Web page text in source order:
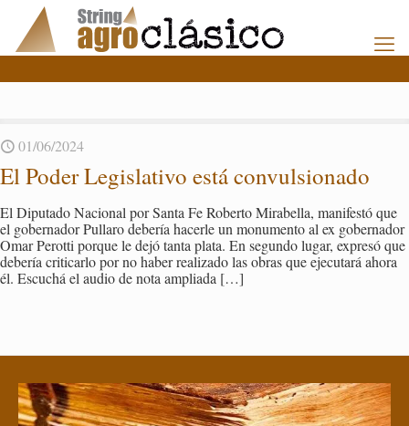
01/06/2024
El Poder Le­gis­la­ti­vo está con­vul­sio­na­do
El Dipu­tado Na­cio­nal por Santa Fe Ro­ber­to Mi­ra­be­lla, ma­ni­fes­tó que
el go­ber­na­dor Pu­lla­ro de­be­ría ha­cer­le un mo­nu­men­to al ex go­ber­na­dor
Omar Pe­rot­ti por­que le dejó tanta plata. En se­gun­do lugar, ex­pre­só que
de­be­ría cri­ti­car­lo por no haber rea­li­za­do las obras que eje­cu­ta­rá ahora
él. Es­cu­chá el audio de nota am­plia­da […]